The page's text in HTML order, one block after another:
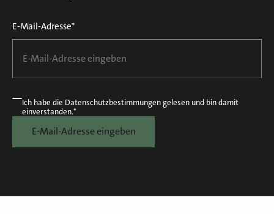
E-Mail-Adresse*
Ich habe die Datenschutzbestimmungengelesen und bin damit
einverstanden.*
E-Mail-Adresse eingeben